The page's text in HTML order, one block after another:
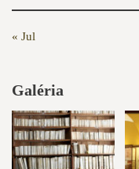
« Jul
Galéria